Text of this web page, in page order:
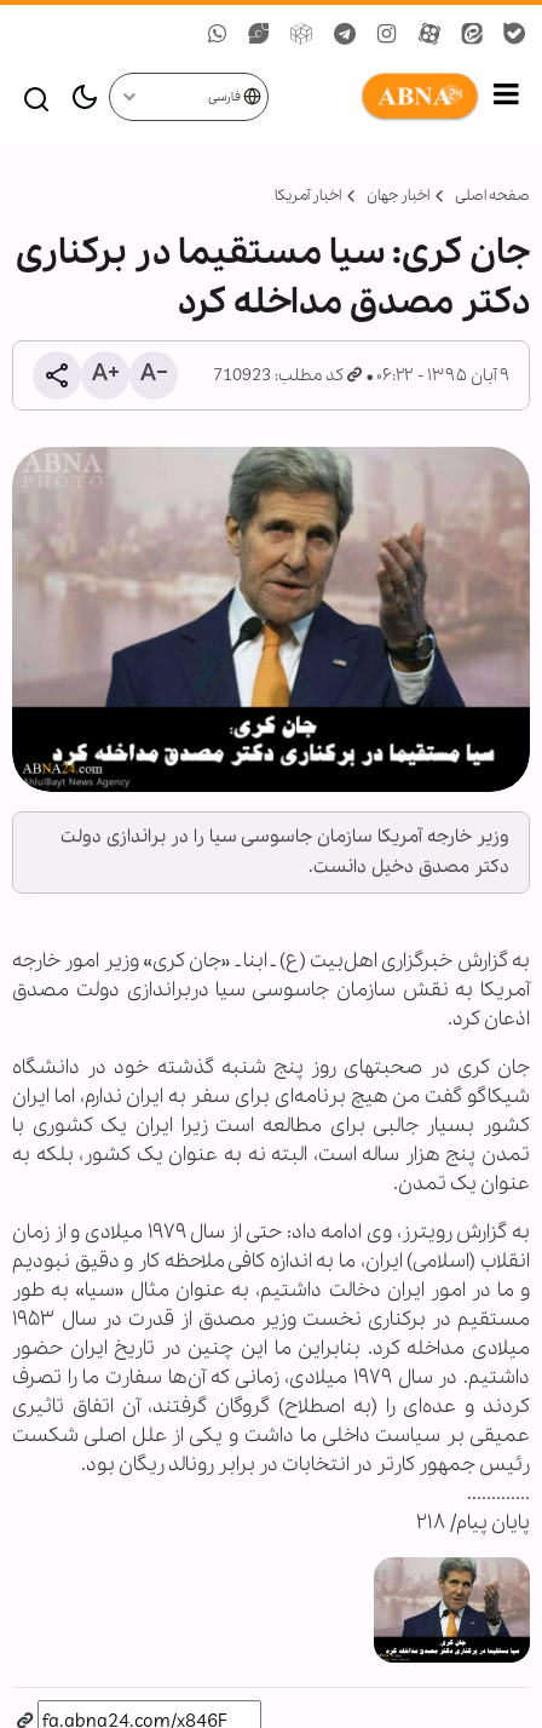
فارسی
صفحه اصلی اخبار جهان اخبار آمریکا
جان کری: سیا مستقیما در برکناری
دکتر مصدق مداخله کرد
۹ آبان ۱۳۹۵ - ۰۶:۲۲ کد مطلب: 710923
وزیر خارجه آمریکا سازمان جاسوسی سیا را در براندازی دولت
دکتر مصدق دخیل دانست.
به گزارش خبرگزاری اهل‌بیت (ع) ـ ابنا ـ «جان کری» وزیر امور خارجه
آمریکا به نقش سازمان جاسوسی سیا دربراندازی دولت مصدق
اذعان کرد.
جان کری در صحبتهای روز پنج شنبه گذشته خود در دانشگاه
شیکاگو گفت من هیچ برنامه‌ای برای سفر به ایران ندارم، اما ایران
کشور بسیار جالبی برای مطالعه است زیرا ایران یک کشوری با
تمدن پنج هزار ساله است، البته نه به عنوان یک کشور، بلکه به
عنوان یک تمدن.
به گزارش رویترز، وی ادامه داد: حتی از سال ۱۹۷۹ میلادی و از زمان
انقلاب (اسلامی) ایران، ما به اندازه کافی ملاحظه کار و دقیق نبودیم
و ما در امور ایران دخالت داشتیم، به عنوان مثال «سیا» به طور
مستقیم در برکناری نخست وزیر مصدق از قدرت در سال ۱۹۵۳
میلادی مداخله کرد. بنابراین ما این چنین در تاریخ ایران حضور
داشتیم. در سال ۱۹۷۹ میلادی، زمانی که آن‌ها سفارت ما را تصرف
کردند و عده‌ای را (به اصطلاح) گروگان گرفتند، آن اتفاق تاثیری
عمیقی بر سیاست داخلی ما داشت و یکی از علل اصلی شکست
رئیس جمهور کار‌تر در انتخابات در برابر رونالد ریگان بود.
.............
پایان پیام/ ۲۱۸